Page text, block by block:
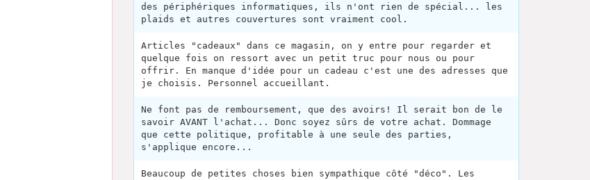
des périphériques informatiques, ils n'ont rien de spécial... les
plaids et autres couvertures sont vraiment cool.
Articles "cadeaux" dans ce magasin, on y entre pour regarder et
quelque fois on ressort avec un petit truc pour nous ou pour
offrir. En manque d'idée pour un cadeau c'est une des adresses que
je choisis. Personnel accueillant.
Ne font pas de remboursement, que des avoirs! Il serait bon de le
savoir AVANT l'achat... Donc soyez sûrs de votre achat. Dommage
que cette politique, profitable à une seule des parties,
s'applique encore...
Beaucoup de petites choses bien sympathique côté "déco". Les